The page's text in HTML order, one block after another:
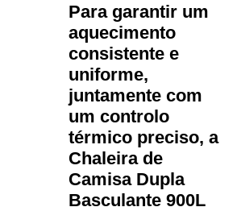
Para garantir um
aquecimento
consistente e
uniforme,
juntamente com
um controlo
térmico preciso, a
Chaleira de
Camisa Dupla
Basculante 900L